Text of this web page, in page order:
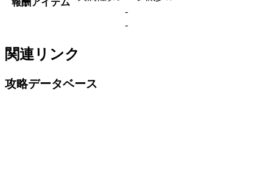
報酬アイテム
-
-
関連リンク
攻略データベース